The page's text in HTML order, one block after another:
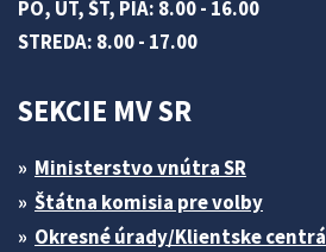
PO, UT, ŠT, PIA: 8.00 - 16.00
STREDA: 8.00 - 17.00
SEKCIE MV SR
Ministerstvo vnútra SR
Štátna komisia pre volby
Okresné úrady/Klientske centrá